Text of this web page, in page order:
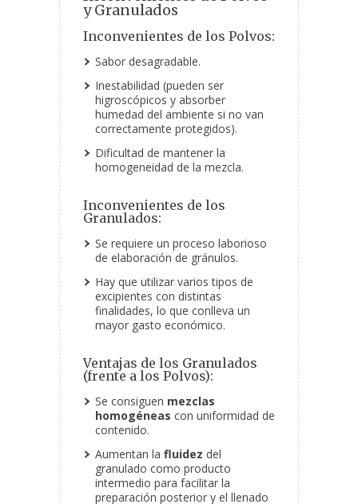
y Granulados
Inconvenientes de los Polvos:
Sabor desagradable.
Inestabilidad (pueden ser
higroscópicos y absorber
humedad del ambiente si no van
correctamente protegidos).
Dificultad de mantener la
homogeneidad de la mezcla.
Inconvenientes de los
Granulados:
Se requiere un proceso laborioso
de elaboración de gránulos.
Hay que utilizar varios tipos de
excipientes con distintas
finalidades, lo que conlleva un
mayor gasto económico.
Ventajas de los Granulados
(frente a los Polvos):
Se consiguen mezclas
homogéneas con uniformidad de
contenido.
Aumentan la fluidez del
granulado como producto
intermedio para facilitar la
preparación posterior y el llenado